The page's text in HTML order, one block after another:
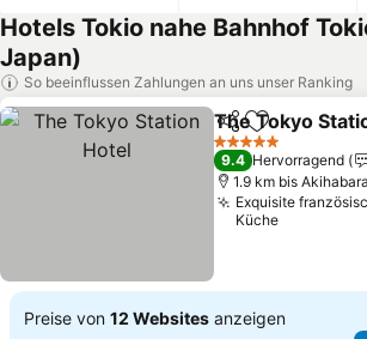
Hotels Tokio nahe Bahnhof
Japan)
So beeinflussen Zahlungen an uns unser Ranking
TeilenZu
The Tokyo
5 Sterne
9.4 Hervorragend
1.9 km bis
Exquisite
Küche
Preise von 12 Websites anzeigen